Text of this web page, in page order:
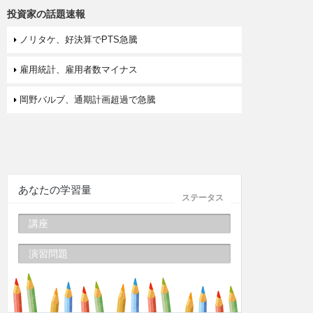
投資家の話題速報
ノリタケ、好決算でPTS急騰
雇用統計、雇用者数マイナス
岡野バルブ、通期計画超過で急騰
ステータス
あなたの学習量
講座
演習問題